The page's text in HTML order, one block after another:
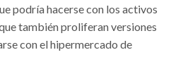
podría hacerse con los activos
también proliferan versiones
con el hipermercado de